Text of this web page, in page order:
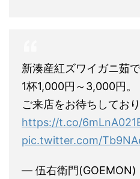
新湊産紅ズワイガニ茹
1杯1,000円～3,000円。
ご来店をお待ちしており
https://t.co/
pic.twitter.com/
— 伍右衛門